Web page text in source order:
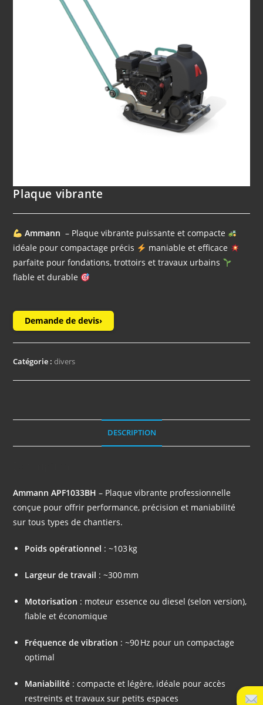
Plaque vibrante
Ammann – Plaque vibrante puissante et compacte
idéale pour compactage précis
maniable et efficace
parfaite pour fondations, trottoirs et travaux urbains
fiable et durable
Demande de devis›
Catégorie :divers
DESCRIPTION
Ammann APF1033BH – Plaque vibrante professionnelle
conçue pour offrir performance, précision et maniabilité
sur tous types de chantiers.
Poids opérationnel : ~103 kg
Largeur de travail : ~300 mm
Motorisation : moteur essence ou diesel (selon version),
fiable et économique
Fréquence de vibration : ~90 Hz pour un compactage
optimal
Maniabilité : compacte et légère, idéale pour accès
restreints et travaux sur petits espaces